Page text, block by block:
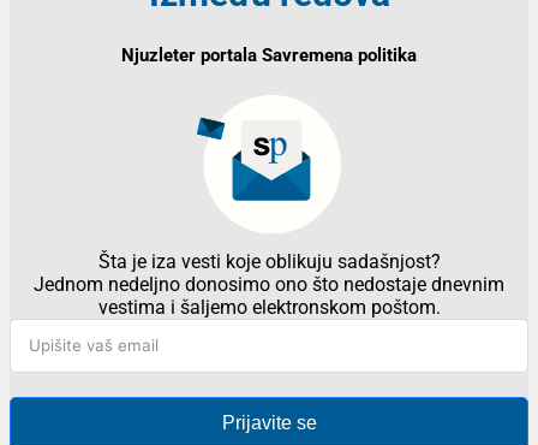
Njuzleter portala Savremena politika
Šta je iza vesti koje oblikuju sadašnjost?
Jednom nedeljno donosimo ono što nedostaje dnevnim
vestima i šaljemo elektronskom poštom.
Prijavite se